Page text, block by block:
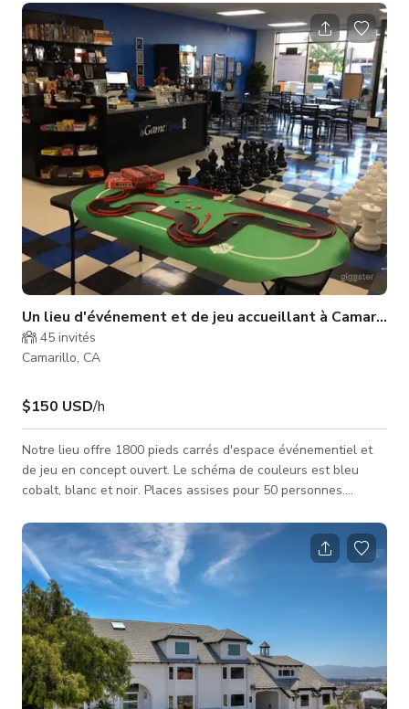
oignons, pousse presque sans effort dans une plaine fertile
au pied des contreforts de Conejo. C’est ce qui a poussé
l’immigrant irlandais Thomas McCormick à s’installer à
Camarillo en 1888, et la McCormick Home Ranch a été le lieu
de mariages et de fête
Un lieu d'événement et de jeu accueillant à Camarillo
45 invités
Camarillo, CA
$150 USD/h
Notre lieu offre 1800 pieds carrés d'espace événementiel et
de jeu en concept ouvert. Le schéma de couleurs est bleu
cobalt, blanc et noir. Places assises pour 50 personnes.
dans n'importe quelle configuration ou complètement retirées.
De grandes fenêtres en verre laissent entrer beaucoup de
lumière naturelle dans la suite. Plus de 100 jeux de société
bordent les murs sur des étagères noires. Un échiquier de 8' x
8' est i